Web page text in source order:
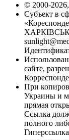
© 2000-
Субъект в
сайте,
При
Украины и
прямая
Ссылка
полного